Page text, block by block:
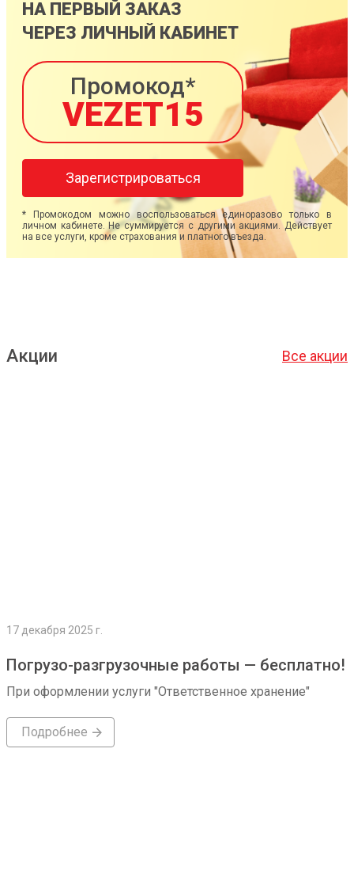
НА ПЕРВЫЙ ЗАКАЗ
ЧЕРЕЗ ЛИЧНЫЙ КАБИНЕТ
Промокод*
VEZET15
Зарегистрироваться
* Промокодом можно воспользоваться единоразово только в
личном кабинете. Не суммируется с другими акциями. Действует
на все услуги, кроме страхования и платного въезда.
Акции Все акции
17 декабря 2025 г.
Погрузо-разгрузочные работы — бесплатно!
При оформлении услуги "Ответственное хранение"
Подробнее